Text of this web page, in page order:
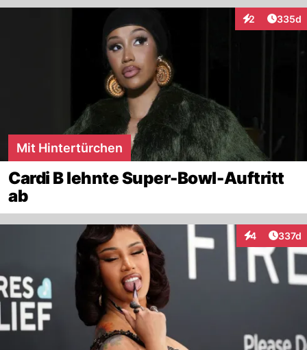
2
Interaktionen
335d
Mit Hintertürchen
Cardi B lehnte Super-Bowl-Auftritt
ab
4
Interaktionen
337d